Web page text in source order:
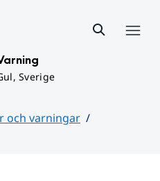
Sverige
och varningar